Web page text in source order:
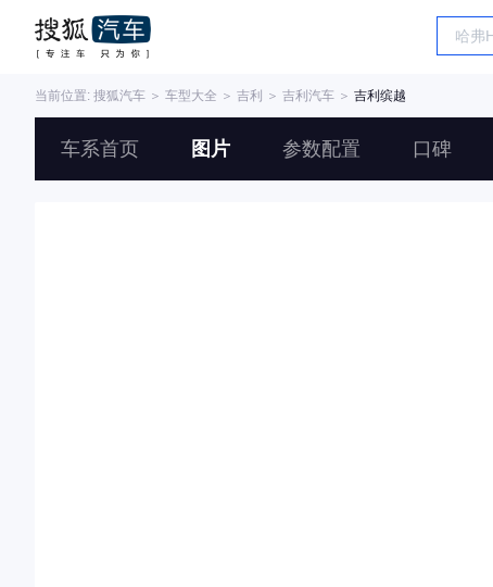
当前位置: 搜狐汽车 ＞ 车型大全 ＞ 吉利 ＞ 吉利汽车 ＞ 吉利缤越
车系首页 图片 参数配置 口碑